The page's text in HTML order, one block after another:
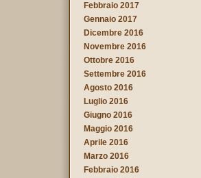
Febbraio 2017
Gennaio 2017
Dicembre 2016
Novembre 2016
Ottobre 2016
Settembre 2016
Agosto 2016
Luglio 2016
Giugno 2016
Maggio 2016
Aprile 2016
Marzo 2016
Febbraio 2016